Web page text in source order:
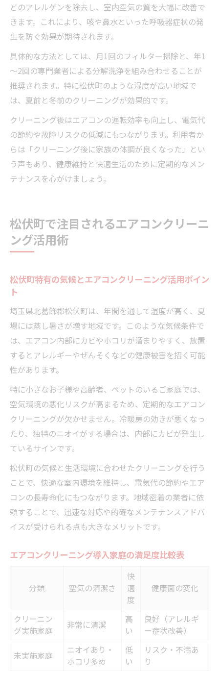
どのアレルゲンを除去し、室内空気の質を大幅に改善で
きます。これにより、咳や鼻水といった呼吸器症状の発
生を防ぐ効果が期待されます。
具体的な方法としては、月1回のフィルター掃除と、年1
～2回の専門業者による分解洗浄を組み合わせることが
推奨されます。特に松伏町のような湿度が高い地域で
は、夏前と冬前のクリーニングが効果的です。
クリーニング後はエアコンの運転効率も向上し、電気代
の節約や故障リスクの低減にもつながります。利用者か
らは「クリーニング後に家族の体調が良くなった」とい
う声もあり、健康維持と快適生活のために定期的なメン
テナンスを心がけましょう。
松伏町で注目されるエアコンクリーニ
ング活用術
松伏町特有の気候とエアコンクリーニング活用ポイン
ト
埼玉県北葛飾郡松伏町は、年間を通して湿度が高く、夏
場には蒸し暑さが増す地域です。このような気候条件で
は、エアコン内部にカビやホコリが溜まりやすく、放置
するとアレルギーやぜんそくなどの健康被害を招く可能
性があります。
特に小さなお子様や高齢者、ペットのいるご家庭では、
空気環境の悪化リスクが高まるため、定期的なエアコン
クリーニングが欠かせません。冷暖房の効きが悪くなっ
たり、独特のニオイがする場合は、内部にカビが発生し
ているサインです。
松伏町の気候と生活環境に合わせたクリーニングを行う
ことで、快適な室内環境を維持し、電気代の節約やエア
コンの長寿命化にもつながります。地域密着の業者に依
頼することで、迅速な対応や的確なメンテナンスアドバ
イスが受けられる点も大きなメリットです。
エアコンクリーニング導入家庭の満足度比較表
分類 空気の清潔さ
快
適
度
健康面の変化
クリーニン
グ実施家庭
非常に清潔
高
い
良好（アレルギ
ー症状改善）
未実施家庭
ニオイあり・
ホコリ多め
低
い
リスク・不満あ
り